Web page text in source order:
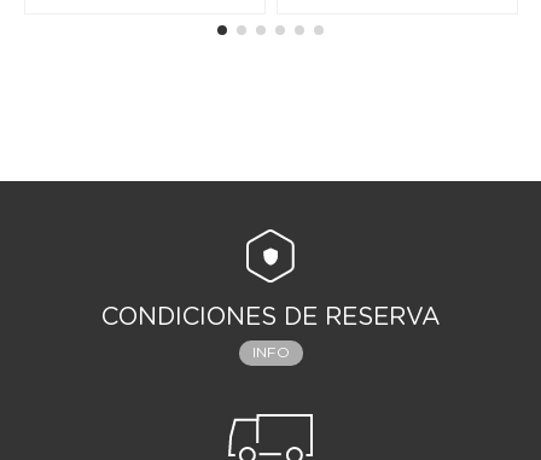
CONDICIONES DE RESERVA
INFO